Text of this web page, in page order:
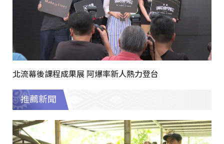
北流幕後課程成果展 阿爆率新人熱力登台
推薦新聞